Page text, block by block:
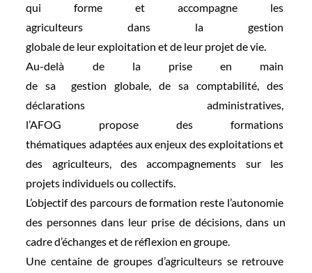
qui forme et accompagne les
agriculteurs dans la gestion
globale de leur exploitationet de leur projet de vie.
Au-delà de la prise en main
de sa gestion globale, de sacomptabilité, des
déclarations administratives,
l’AFOG propose des formations
thématiques adaptées auxenjeux des exploitations et
des agriculteurs, desaccompagnements sur les
projets individuels oucollectifs.
L’objectif des parcours deformation reste l’autonomie
des personnes dans leur prisede décisions, dans un
cadre d’échanges et de réflexion engroupe.
Une centaine de groupes d’agriculteurs se retrouve